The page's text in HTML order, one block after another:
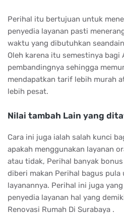
Perihal itu bertujuan untuk
penyedia layanan pasti
waktu yang dibutuhkan
Oleh karena itu semestinya bagi
pembandingnya sehingga
mendapatkan tarif lebih murah
lebih pesat.
Nilai tambah Lain yang
Cara ini juga ialah salah kunci
apakah menggunakan layanan
atau tidak, Perihal banyak
diberi makan Perihal bagus
layanannya. Perihal ini juga
penyedia layanan hal yang
Renovasi Rumah Di Surabaya .